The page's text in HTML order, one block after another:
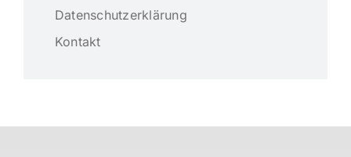
Datenschutzerklärung
Kontakt